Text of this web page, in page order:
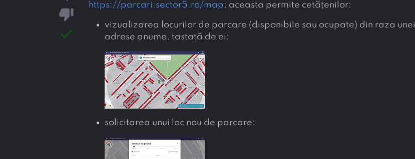
thumb_down
done
https://parcari.sector5.ro/map; aceasta permite cetățenilor:
vizualizarea locurilor de parcare (disponibile sau ocupate) din raza unei
adrese anume, tastată de ei:
solicitarea unui loc nou de parcare: